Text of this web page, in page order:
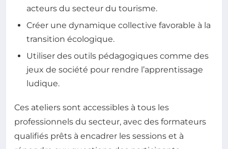
acteurs du secteur du tourisme.
Créer une dynamique collective favorable à la
transition écologique.
Utiliser des outils pédagogiques comme des
jeux de société pour rendre l’apprentissage
ludique.
Ces ateliers sont accessibles à tous les
professionnels du secteur, avec des formateurs
qualifiés prêts à encadrer les sessions et à